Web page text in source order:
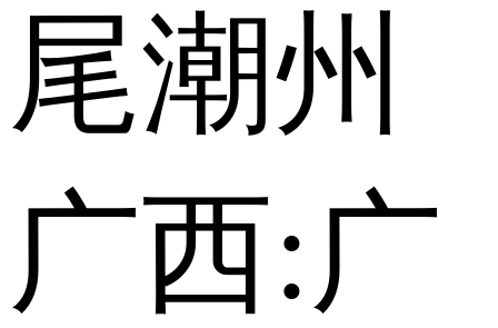
尾潮州
广西:广